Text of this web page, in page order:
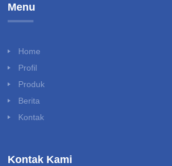
Menu
Home
Profil
Produk
Berita
Kontak
Kontak Kami